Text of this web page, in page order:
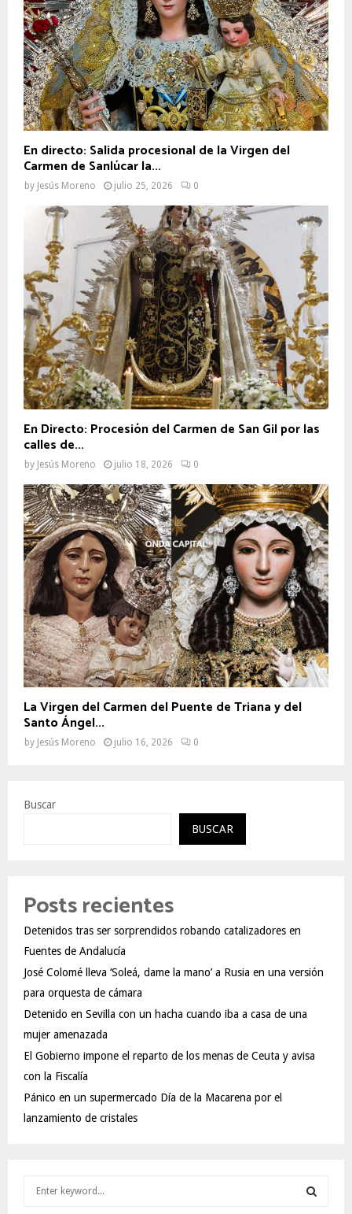
En directo: Salida procesional de la Virgen del
Carmen de Sanlúcar la...
by Jesús Moreno julio 25, 2026 0
En Directo: Procesión del Carmen de San Gil por las
calles de...
by Jesús Moreno julio 18, 2026 0
La Virgen del Carmen del Puente de Triana y del
Santo Ángel...
by Jesús Moreno julio 16, 2026 0
Buscar
BUSCAR
Posts recientes
Detenidos tras ser sorprendidos robando catalizadores en
Fuentes de Andalucía
José Colomé lleva ‘Soleá, dame la mano’ a Rusia en una versión
para orquesta de cámara
Detenido en Sevilla con un hacha cuando iba a casa de una
mujer amenazada
El Gobierno impone el reparto de los menas de Ceuta y avisa
con la Fiscalía
Pánico en un supermercado Día de la Macarena por el
lanzamiento de cristales